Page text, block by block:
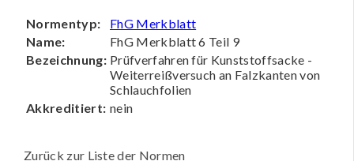
Normentyp:
FhG Merkblatt
Name:
FhG Merkblatt 6 Teil 9
Bezeichnung: Prüfverfahren für Kunststoffsacke -
Weiterreißversuch an Falzkanten von
Schlauchfolien
Akkreditiert: nein
Zurück zur Liste der Normen